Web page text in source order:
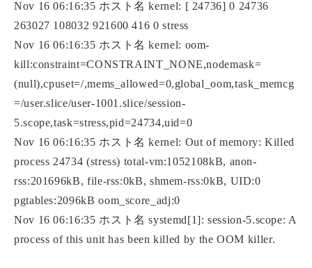
Nov 16 06:16:35 ホスト名 kernel: [ 24736] 0 24736
263027 108032 921600 416 0 stress
Nov 16 06:16:35 ホスト名 kernel: oom-
kill:constraint=CONSTRAINT_NONE,nodemask=
(null),cpuset=/,mems_allowed=0,global_oom,task_memcg
=/user.slice/user-1001.slice/session-
5.scope,task=stress,pid=24734,uid=0
Nov 16 06:16:35 ホスト名 kernel: Out of memory: Killed
process 24734 (stress) total-vm:1052108kB, anon-
rss:201696kB, file-rss:0kB, shmem-rss:0kB, UID:0
pgtables:2096kB oom_score_adj:0
Nov 16 06:16:35 ホスト名 systemd[1]: session-5.scope: A
process of this unit has been killed by the OOM killer.